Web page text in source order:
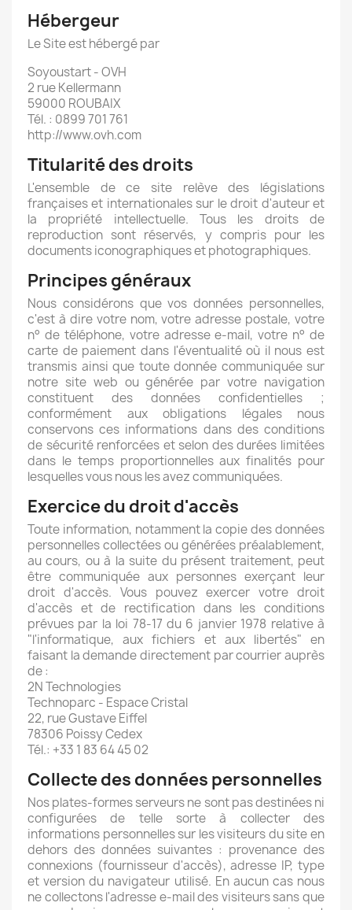
Hébergeur
Le Site est hébergé par
Soyoustart - OVH
2 rue Kellermann
59000 ROUBAIX
Tél. : 0899 701 761
http://www.ovh.com
Titularité des droits
L'ensemble de ce site relève des législations
françaises et internationales sur le droit d'auteur et
la propriété intellectuelle. Tous les droits de
reproduction sont réservés, y compris pour les
documents iconographiques et photographiques.
Principes généraux
Nous considérons que vos données personnelles,
c'est à dire votre nom, votre adresse postale, votre
n° de téléphone, votre adresse e-mail, votre n° de
carte de paiement dans l'éventualité où il nous est
transmis ainsi que toute donnée communiquée sur
notre site web ou générée par votre navigation
constituent des données confidentielles ;
conformément aux obligations légales nous
conservons ces informations dans des conditions
de sécurité renforcées et selon des durées limitées
dans le temps proportionnelles aux finalités pour
lesquelles vous nous les avez communiquées.
Exercice du droit d'accès
Toute information, notamment la copie des données
personnelles collectées ou générées préalablement,
au cours, ou à la suite du présent traitement, peut
être communiquée aux personnes exerçant leur
droit d'accès. Vous pouvez exercer votre droit
d'accès et de rectification dans les conditions
prévues par la loi 78-17 du 6 janvier 1978 relative à
"l'informatique, aux fichiers et aux libertés" en
faisant la demande directement par courrier auprès
de :
2N Technologies
Technoparc - Espace Cristal
22, rue Gustave Eiffel
78306 Poissy Cedex
Tél.: +33 1 83 64 45 02
Collecte des données personnelles
Nos plates-formes serveurs ne sont pas destinées ni
configurées de telle sorte à collecter des
informations personnelles sur les visiteurs du site en
dehors des données suivantes : provenance des
connexions (fournisseur d'accès), adresse IP, type
et version du navigateur utilisé. En aucun cas nous
ne collectons l'adresse e-mail des visiteurs sans que